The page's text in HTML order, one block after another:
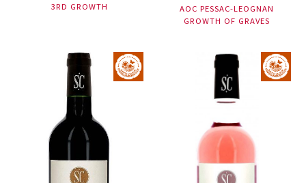
3RD GROWTH
AOC PESSAC-LEOGNAN
GROWTH OF GRAVES